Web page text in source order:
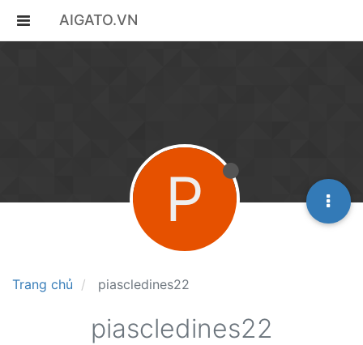
AIGATO.VN
Trang chủ piascledines22
P
piascledines22